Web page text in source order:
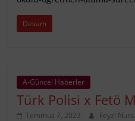
Devam
A-Güncel Haberler
Türk Polisi x Fetö
Temmuz 7, 2023 Feyzi